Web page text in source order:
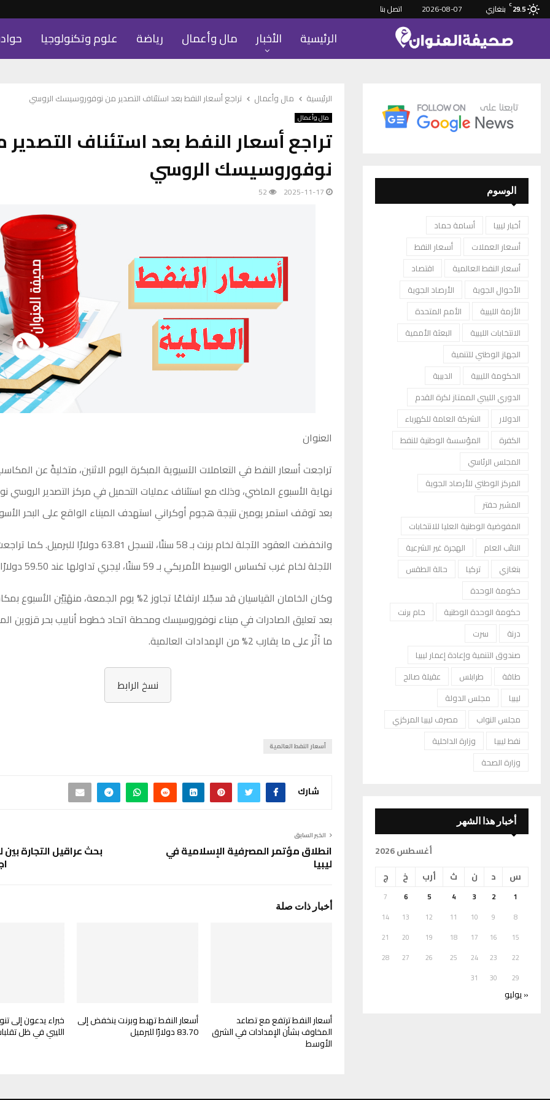
29.5
C بنغازي 2026-08-07 اتصل بنا
الرئيسية الأخبار مال وأعمال رياضة علوم وتكنولوجيا
الرئيسية مال وأعمال تراجع أسعار النفط بعد استئناف التصدير من نوفوروسيسك الروسي
مال وأعمال
تراجع أسعار النفط بعد استئناف
نوفوروسيسك الروسي
2025-11-17
52
العنوان
تراجعت أسعار النفط في التعاملات الآسيوية المبكرة اليوم الاثنين، متخليةً عن
نهاية الأسبوع الماضي، وذلك مع استئناف عمليات التحميل في مركز التصدير
بعد توقف استمر يومين نتيجة هجوم أوكراني استهدف الميناء الواقع على البحر
وانخفضت العقود الآجلة لخام برنت بـ 58 سنتًا، لتسجل 63.81 دولارًا
الآجلة لخام غرب تكساس الوسيط الأمريكي بـ 59 سنتًا، ليجري تداولها عند 59.50 دولارًا للبرميل.
وكان الخامان القياسيان قد سجّلا ارتفاعًا تجاوز 2% يوم الجمعة،
بعد تعليق الصادرات في ميناء نوفوروسيسك ومحطة اتحاد خطوط أنابيب بحر قزوين
ما أثّر على ما يقارب 2% من الإمدادات العالمية.
نسخ الرابط
أسعار النفط العالمية
شارك
الخبر السابق
انطلاق مؤتمر المصرفية الإسلامية في
ليبيا
بحث عراقيل التجارة
أخبار ذات صلة
أسعار النفط ترتفع مع تصاعد
المخاوف بشأن الإمدادات في الشرق
الأوسط
أسعار النفط تهبط وبرنت ينخفض إلى
83.70 دولارًا للبرميل
خبراء يدعون إلى
الليبي في ظل
الوسوم
أخبار ليبيا
أسامة حماد
أسعار العملات
أسعار النفط
أسعار النفط العالمية
اقتصاد
الأحوال الجوية
الأرصاد الجوية
الأزمة الليبية
الأمم المتحدة
الانتخابات الليبية
البعثة الأممية
الجهاز الوطني للتنمية
الحكومة الليبية
الدبيبة
الدوري الليبي الممتاز لكرة القدم
الدولار
الشركة العامة للكهرباء
الكفرة
المؤسسة الوطنية للنفط
المجلس الرئاسي
المركز الوطني للأرصاد الجوية
المشير حفتر
المفوضية الوطنية العليا للانتخابات
النائب العام
الهجرة غير الشرعية
بنغازي
تركيا
حالة الطقس
حكومة الوحدة
حكومة الوحدة الوطنية
خام برنت
درنة
سرت
صندوق التنمية وإعادة إعمار ليبيا
طاقة
طرابلس
عقيلة صالح
ليبيا
مجلس الدولة
مجلس النواب
مصرف ليبيا المركزي
نفط ليبيا
وزارة الداخلية
وزارة الصحة
أخبار هذا الشهر
أغسطس 2026
س
د ن ث أرب خ ج
1
2
3
4
5
6
7
8
9
10
11
12
13
14
15
16
17
18
19
20
21
22
23
24
25
26
27
28
29
30
31
« يوليو